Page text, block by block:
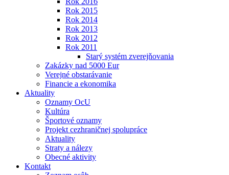
Rok 2015
Rok 2014
Rok 2013
Rok 2012
Rok 2011
Starý systém zverejňovania
Zakázky nad 5000 Eur
Verejné obstarávanie
Financie a ekonomika
Aktuality
Oznamy OcU
Kultúra
Športové oznamy
Projekt cezhraničnej spolupráce
Aktuality
Straty a nálezy
Obecné aktivity
Kontakt